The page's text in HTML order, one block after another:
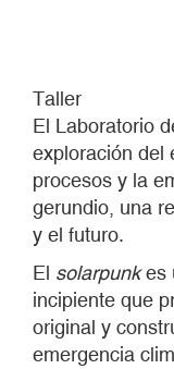
Taller
El Laboratorio
exploración del
procesos y la
gerundio, una
y el futuro.
El solarpunkes
incipiente que
original y
emergencia